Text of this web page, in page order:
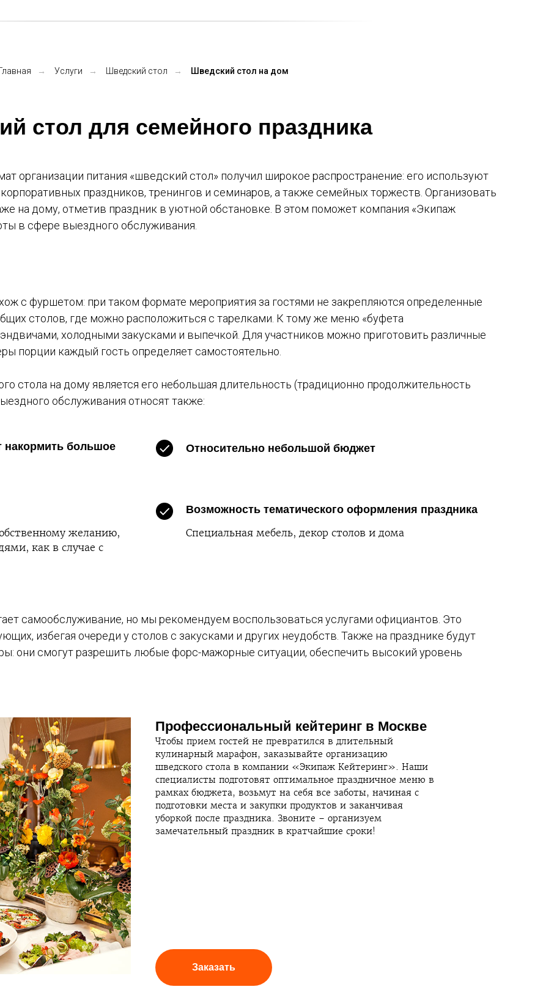
Главная → Услуги → Шведский стол → Шведский стол на дом
стол для семейного праздника
организации питания «шведский стол» получил широкое распространение: его используют
праздников, тренингов и семинаров, а также семейных торжеств. Организовать
на дому, отметив праздник в уютной обстановке. В этом поможет компания «Экипаж
в сфере выездного обслуживания.
с фуршетом: при таком формате мероприятия за гостями не закрепляются определенные
столов, где можно расположиться с тарелками. К тому же меню «буфета
холодными закусками и выпечкой. Для участников можно приготовить различные
порции каждый гость определяет самостоятельно.
стола на дому является его небольшая длительность (традиционно продолжительность
обслуживания относят также:
накормить большое
Относительно небольшой бюджет
желанию,
как в случае с
Возможность тематического оформления праздника
Специальная мебель, декор столов и дома
самообслуживание, но мы рекомендуем воспользоваться услугами официантов. Это
избегая очереди у столов с закусками и других неудобств. Также на празднике будут
они смогут разрешить любые форс-мажорные ситуации, обеспечить высокий уровень
Профессиональный кейтеринг в Москве
Чтобы прием гостей не превратился в длительный
кулинарный марафон, заказывайте организацию
шведского стола в компании «Экипаж Кейтеринг». Наши
специалисты подготовят оптимальное праздничное меню в
рамках бюджета, возьмут на себя все заботы, начиная с
подготовки места и закупки продуктов и заканчивая
уборкой после праздника. Звоните – организуем
замечательный праздник в кратчайшие сроки!
Заказать